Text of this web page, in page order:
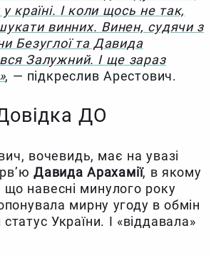
країні. І коли щось не так,
винних. Винен, судячи з
Безуглої та Давида
Залужний. І ще зараз
, — підкреслив Арестович.
ДО
вочевидь, має на увазі
Давида Арахамії, в якому
що навесні минулого року
мирну угоду в обмін
України. І «віддавала»